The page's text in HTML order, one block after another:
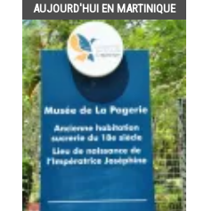
AUJOURD'HUI EN MARTINIQUE